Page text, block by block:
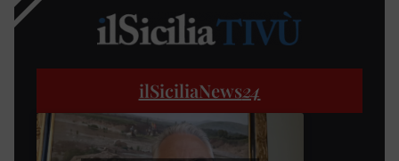
ilSiciliaNews24